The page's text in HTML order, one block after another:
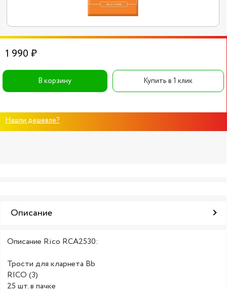
1 990 ₽
В корзину Купить в 1 клик
Нашли дешевле?
Описание
Описание Rico RCA2530:
Трости для кларнета Bb
RICO (3)
25 шт. в пачке